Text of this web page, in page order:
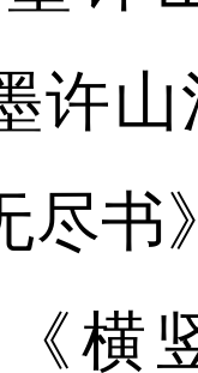
许
尽书
横